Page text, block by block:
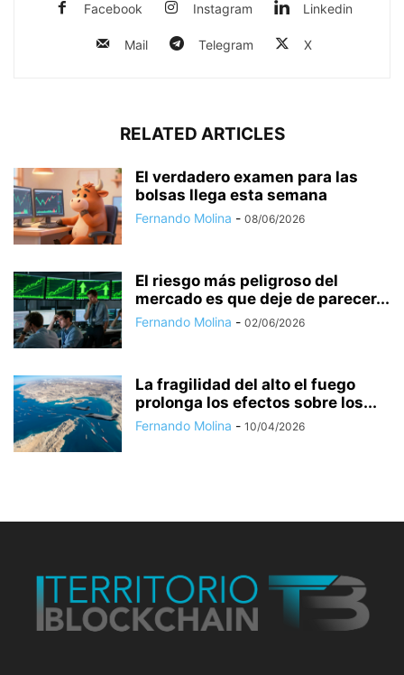
Facebook Instagram Linkedin
Mail Telegram X
RELATED ARTICLES
El verdadero examen para las
bolsas llega esta semana
Fernando Molina - 08/06/2026
El riesgo más peligroso del
mercado es que deje de parecer...
Fernando Molina - 02/06/2026
La fragilidad del alto el fuego
prolonga los efectos sobre los...
Fernando Molina - 10/04/2026